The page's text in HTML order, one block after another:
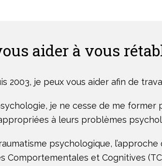
aider à vous
2003, je peux vous aider afin de
je ne cesse de me
à leurs problèmes
psychologique,
Comportementales et Cognitives